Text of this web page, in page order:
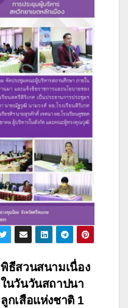
พิธีสวนสนามเนื่อง
ในวันวันสถาปนา
ลูกเสือแห่งชาติ 1